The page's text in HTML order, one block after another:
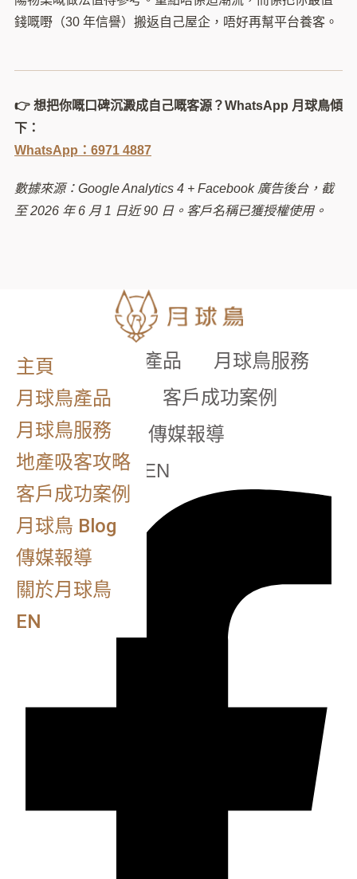
錢嘅嘢（30 年信譽）搬返自己屋企，唔好再幫平台養客。
👉 想把你嘅口碑沉澱成自己嘅客源？WhatsApp 月球鳥傾
下：
WhatsApp：6971 4887
數據來源：Google Analytics 4 + Facebook 廣告後台，截
至 2026 年 6 月 1 日近 90 日。客戶名稱已獲授權使用。
主頁 月球鳥產品
月球鳥服務
地產吸客攻略
客戶成功案例
月球鳥 Blog
傳媒報導
關於月球鳥
EN
主頁
月球鳥產品
月球鳥服務
地產吸客攻略
客戶成功案例
月球鳥 Blog
傳媒報導
關於月球鳥
EN